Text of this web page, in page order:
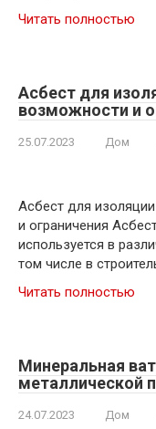
Читать полностью
Асбест для
возможности и
25.07.2023 Дом
Асбест для
и ограничения
используется в
том числе в
Читать полностью
Минеральная
металлической
24.07.2023 Дом